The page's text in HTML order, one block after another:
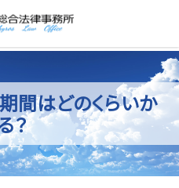
間はどのくらいか
？